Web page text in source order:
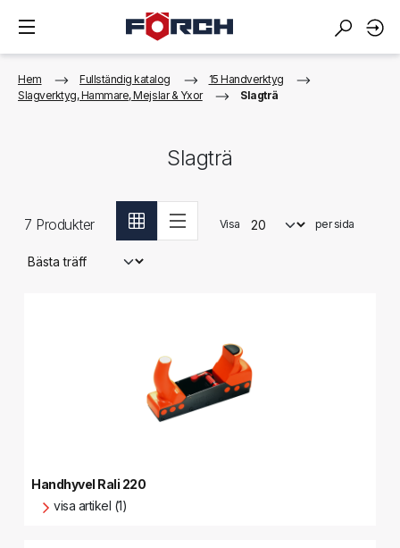
Hem Fullständig katalog
15 Handverktyg
Slagverktyg, Hammare, Mejslar & Yxor
Slagträ
Slagträ
7 Produkter Visa per sida
Handhyvel Rali 220
visa artikel (1)